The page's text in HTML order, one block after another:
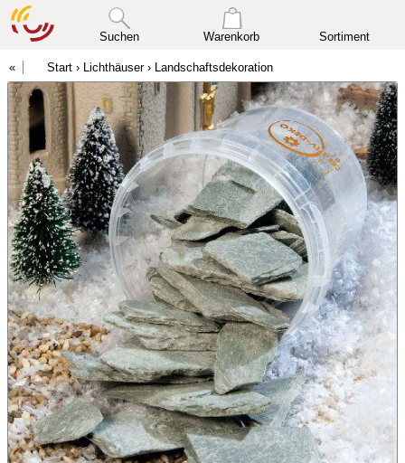
Suchen Warenkorb Sortiment
Start › Lichthäuser› Landschaftsdekoration